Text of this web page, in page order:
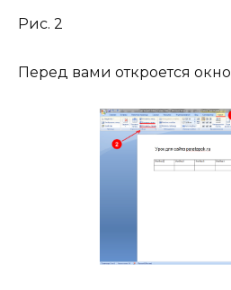
Рис. 2
Перед вами откроется окно